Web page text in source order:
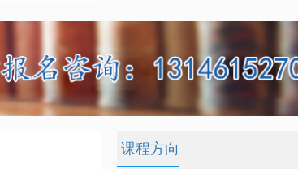
课程方向